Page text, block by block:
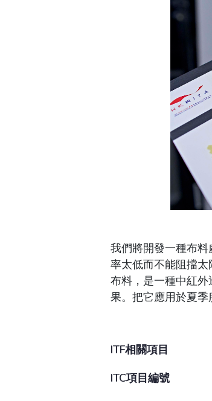
我們將開發一種布
率太低而不能阻擋
布料，是一種中紅
果。把它應用於夏季
ITF相關項目
ITC項目編號